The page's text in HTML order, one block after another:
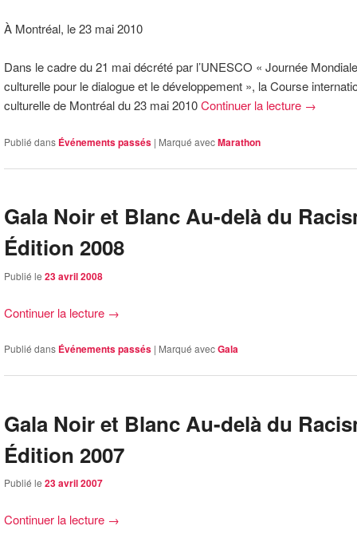
À Montréal, le 23 mai 2010
Dans le cadre du 21 mai décrété par l’UNESCO « Journée
culturelle pour le dialogue et le développement », la Course
culturelle de Montréal du 23 mai 2010Continuer la lecture →
Publié dans Événements passés | Marqué avecMarathon
Gala Noir et Blanc Au-delà du
Édition 2008
Publié le 23 avril 2008
Continuer la lecture →
Publié dans Événements passés | Marqué avecGala
Gala Noir et Blanc Au-delà du
Édition 2007
Publié le 23 avril 2007
Continuer la lecture →